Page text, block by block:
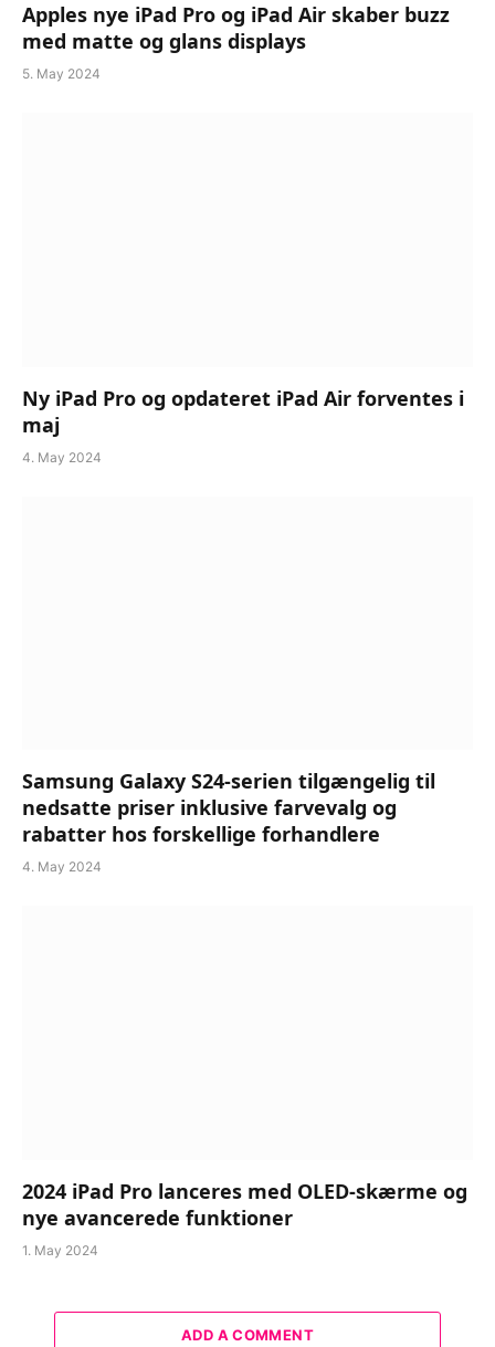
Apples nye iPad Pro og iPad Air skaber buzz
med matte og glans displays
5. May 2024
Ny iPad Pro og opdateret iPad Air forventes i
maj
4. May 2024
Samsung Galaxy S24-serien tilgængelig til
nedsatte priser inklusive farvevalg og
rabatter hos forskellige forhandlere
4. May 2024
2024 iPad Pro lanceres med OLED-skærme og
nye avancerede funktioner
1. May 2024
ADD A COMMENT